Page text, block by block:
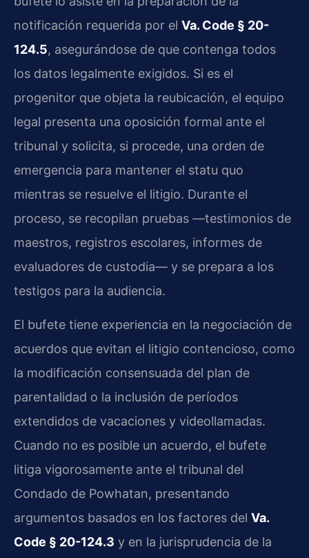
notificación requerida por el Va. Code § 20-
124.5, asegurándose de que contenga todos
los datos legalmente exigidos. Si es el
progenitor que objeta la reubicación, el equipo
legal presenta una oposición formal ante el
tribunal y solicita, si procede, una orden de
emergencia para mantener el statu quo
mientras se resuelve el litigio. Durante el
proceso, se recopilan pruebas —testimonios de
maestros, registros escolares, informes de
evaluadores de custodia— y se prepara a los
testigos para la audiencia.
El bufete tiene experiencia en la negociación de
acuerdos que evitan el litigio contencioso, como
la modificación consensuada del plan de
parentalidad o la inclusión de períodos
extendidos de vacaciones y videollamadas.
Cuando no es posible un acuerdo, el bufete
litiga vigorosamente ante el tribunal del
Condado de Powhatan, presentando
argumentos basados en los factores del Va.
Code § 20-124.3 y en la jurisprudencia de la